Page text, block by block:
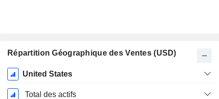
Répartition Géographique des Ventes (USD)
Période
Fiscale:
Décembre
United States
Total des actifs